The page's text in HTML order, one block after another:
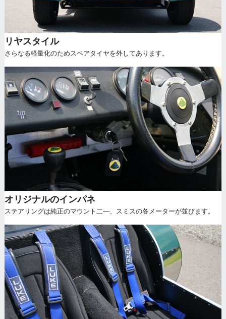
リヤスタイル
さらなる軽量化のためスペアタイヤを外してあります。
オリジナルのインパネ
ステアリングは純正のマウント二―、スミスの各メーターが並びます。